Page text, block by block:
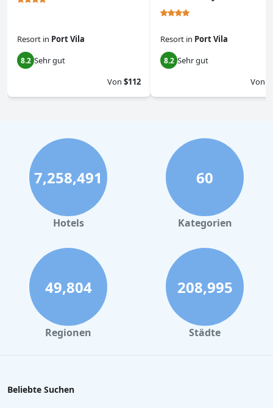
Resort in Port Vila
8.2 Sehr gut
Von $112
Resort in Port Vila
8.2 Sehr gut
Von
7,258,491
Hotels
60
Kategorien
49,804
Regionen
208,995
Städte
Beliebte Suchen